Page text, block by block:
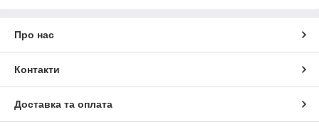
Про нас
Контакти
Доставка та оплата